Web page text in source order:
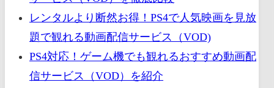
レンタルより断然お得！PS4で人気映画を見放
題で観れる動画配信サービス（VOD)
PS4対応！ゲーム機でも観れるおすすめ動画配
信サービス（VOD）を紹介